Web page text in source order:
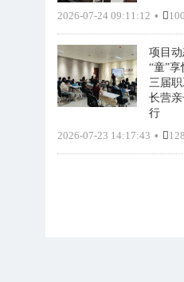
2026-07-24 09:11:12 •
项目动
“童”
三届
长营
行
2026-07-23 14:17:43 •